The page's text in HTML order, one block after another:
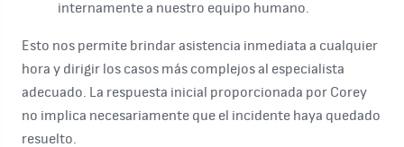
internamente a nuestro equipo humano.
Esto nos permite brindar asistencia inmediata a cualquier
hora y dirigir los casos más complejos al especialista
adecuado. La respuesta inicial proporcionada por Corey
no implica necesariamente que el incidente haya quedado
resuelto.